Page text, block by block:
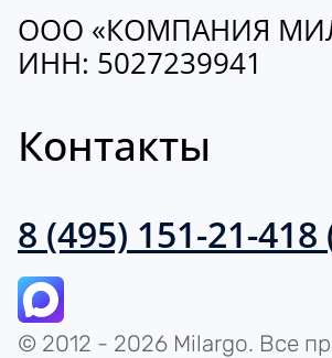
ООО «КОМПАНИЯ
ИНН: 5027239941
Контакты
8 (495) 151-21-418
© 2012 - 2026 Milargo. Все